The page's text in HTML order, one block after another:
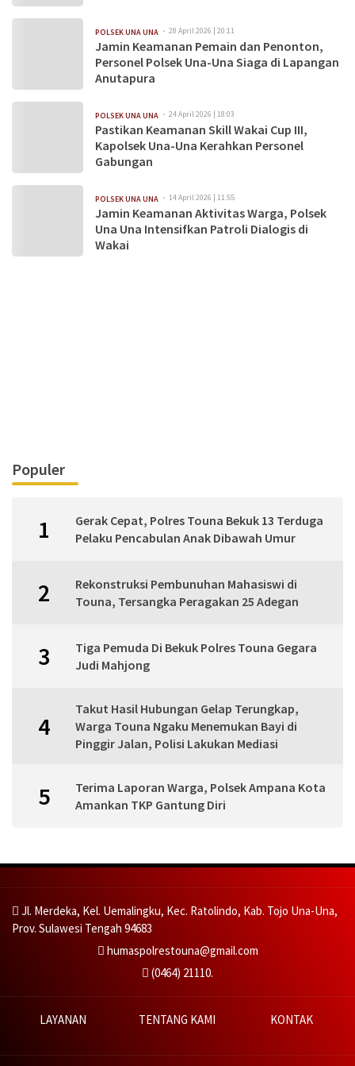
POLSEK UNA UNA 28 April 2026 | 20:11
Jamin Keamanan Pemain dan Penonton,
Personel Polsek Una-Una Siaga di Lapangan
Anutapura
POLSEK UNA UNA 24 April 2026 | 18:03
Pastikan Keamanan Skill Wakai Cup III,
Kapolsek Una-Una Kerahkan Personel
Gabungan
POLSEK UNA UNA 14 April 2026 | 11:55
Jamin Keamanan Aktivitas Warga, Polsek
Una Una Intensifkan Patroli Dialogis di
Wakai
Populer
1
Gerak Cepat, Polres Touna Bekuk 13 Terduga
Pelaku Pencabulan Anak Dibawah Umur
2
Rekonstruksi Pembunuhan Mahasiswi di
Touna, Tersangka Peragakan 25 Adegan
3
Tiga Pemuda Di Bekuk Polres Touna Gegara
Judi Mahjong
4
Takut Hasil Hubungan Gelap Terungkap,
Warga Touna Ngaku Menemukan Bayi di
Pinggir Jalan, Polisi Lakukan Mediasi
5
Terima Laporan Warga, Polsek Ampana Kota
Amankan TKP Gantung Diri
Jl. Merdeka, Kel. Uemalingku, Kec. Ratolindo, Kab. Tojo Una-Una,
Prov. Sulawesi Tengah 94683
humaspolrestouna@gmail.com
(0464) 21110.
LAYANAN TENTANG KAMI KONTAK